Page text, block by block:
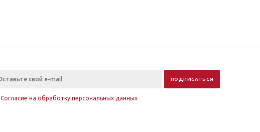
Согласие на обработку персональных данных